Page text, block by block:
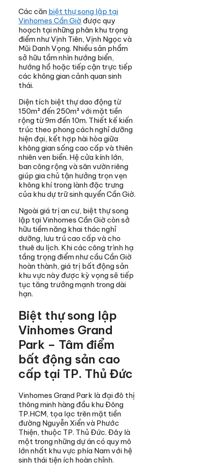
Các căn biệt thự song lập tại
Vinhomes Cần Giờ được quy
hoạch tại những phân khu trọng
điểm như Vịnh Tiên, Vịnh Ngọc và
Mũi Danh Vọng. Nhiều sản phẩm
sở hữu tầm nhìn hướng biển,
hướng hồ hoặc tiếp cận trực tiếp
các không gian cảnh quan sinh
thái.
Diện tích biệt thự dao động từ
150m² đến 250m² với mặt tiền
rộng từ 9m đến 10m. Thiết kế kiến
trúc theo phong cách nghỉ dưỡng
hiện đại, kết hợp hài hòa giữa
không gian sống cao cấp và thiên
nhiên ven biển. Hệ cửa kính lớn,
ban công rộng và sân vườn riêng
giúp gia chủ tận hưởng trọn vẹn
không khí trong lành đặc trưng
của khu dự trữ sinh quyển Cần Giờ.
Ngoài giá trị an cư, biệt thự song
lập tại Vinhomes Cần Giờ còn sở
hữu tiềm năng khai thác nghỉ
dưỡng, lưu trú cao cấp và cho
thuê du lịch. Khi các công trình hạ
tầng trọng điểm như cầu Cần Giờ
hoàn thành, giá trị bất động sản
khu vực này được kỳ vọng sẽ tiếp
tục tăng trưởng mạnh trong dài
hạn.
Biệt thự song lập
Vinhomes Grand
Park – Tâm điểm
bất động sản cao
cấp tại TP. Thủ Đức
Vinhomes Grand Park là đại đô thị
thông minh hàng đầu khu Đông
TP.HCM, tọa lạc trên mặt tiền
đường Nguyễn Xiển và Phước
Thiện, thuộc TP. Thủ Đức. Đây là
một trong những dự án có quy mô
lớn nhất khu vực phía Nam với hệ
sinh thái tiện ích hoàn chỉnh.